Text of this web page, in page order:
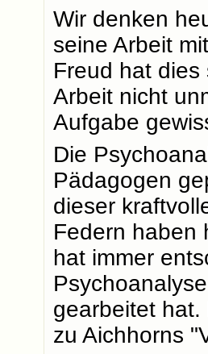
Wir denken
seine Arbeit
Freud hat
Arbeit nicht
Aufgabe
Die
Pädagogen
dieser
Federn haben
hat immer
gearbeitet
zu Aichhorns